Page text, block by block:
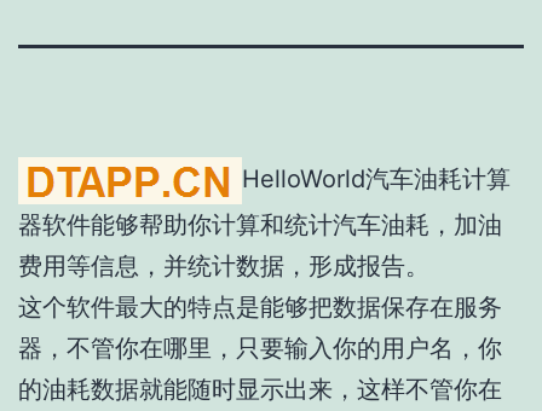
HelloWorld汽车油耗计算
器软件能够帮助你计算和统计汽车油耗，加油
费用等信息，并统计数据，形成报告。
这个软件最大的特点是能够把数据保存在服务
器，不管你在哪里，只要输入你的用户名，你
的油耗数据就能随时显示出来，这样不管你在